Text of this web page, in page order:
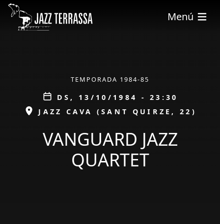
Vés al contingut
Menú
TEMPORADA 1984-85
Data
DS, 13/10/1984 - 23:30
ESPAI
JAZZ CAVA (SANT QUIRZE, 22)
VANGUARD JAZZ
QUARTET